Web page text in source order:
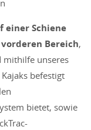
einer Schiene
Bereich,
mithilfe unseres
befestigt
bietet, sowie